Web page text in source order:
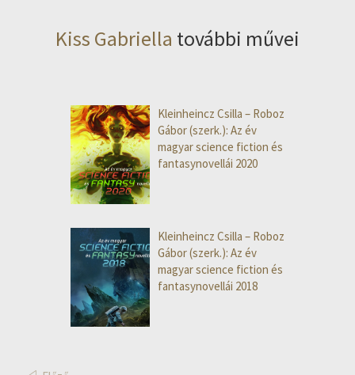
Kiss Gabriella további művei
Kleinheincz Csilla – Roboz
Gábor (szerk.): Az év
magyar science fiction és
fantasynovellái 2020
Kleinheincz Csilla – Roboz
Gábor (szerk.): Az év
magyar science fiction és
fantasynovellái 2018